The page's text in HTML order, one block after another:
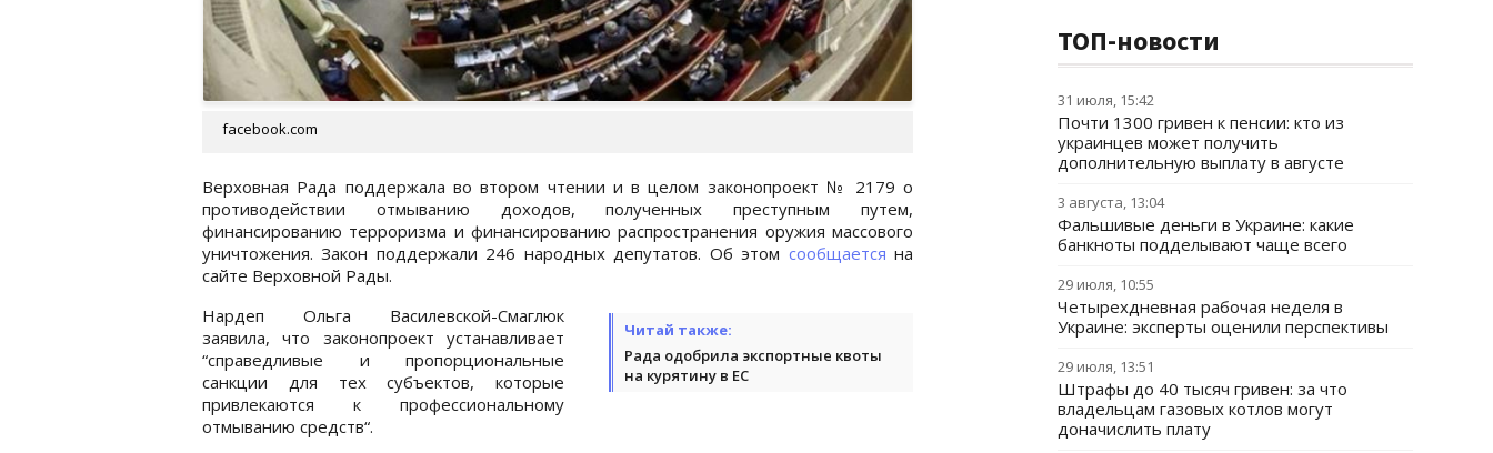
facebook.com
Верховная Рада поддержала во втором чтении и в целом законопроект № 2179 о
противодействии отмыванию доходов, полученных преступным путем,
финансированию терроризма и финансированию распространения оружия массового
уничтожения. Закон поддержали 246 народных депутатов. Об этом сообщаетсяна
сайте Верховной Рады.
Читай также:
Рада одобрила экспортные квоты
на курятину в ЕС
Нардеп Ольга Василевской-Смаглюк
заявила, что законопроект устанавливает
“справедливые и пропорциональные
санкции для тех субъектов, которые
привлекаются к профессиональному
отмыванию средств“.
ТОП-новости
31 июля, 15:42
Почти 1300 гривен к пенсии: кто из
украинцев может получить
дополнительную выплату в августе
3 августа, 13:04
Фальшивые деньги в Украине: какие
банкноты подделывают чаще всего
29 июля, 10:55
Четырехдневная рабочая неделя в
Украине: эксперты оценили перспективы
29 июля, 13:51
Штрафы до 40 тысяч гривен: за что
владельцам газовых котлов могут
доначислить плату